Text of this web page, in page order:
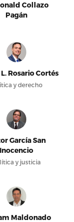
Collazo
Pagán
Rosario Cortés
y derecho
García San
Inocencio
y justicia
Maldonado